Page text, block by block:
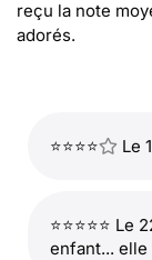
reçu la note
adorés.
⭐⭐⭐⭐ Le
⭐⭐⭐⭐⭐
enfant...